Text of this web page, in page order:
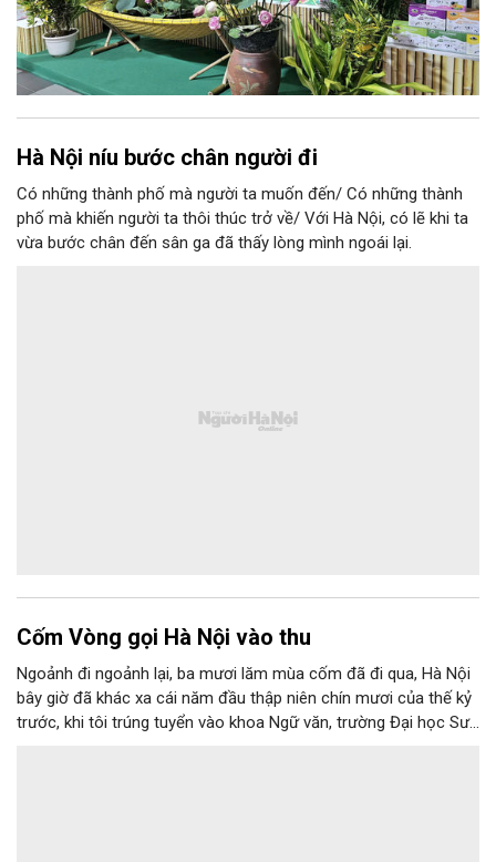
Hà Nội níu bước chân người đi
Có những thành phố mà người ta muốn đến/ Có những thành
phố mà khiến người ta thôi thúc trở về/ Với Hà Nội, có lẽ khi ta
vừa bước chân đến sân ga đã thấy lòng mình ngoái lại.
Cốm Vòng gọi Hà Nội vào thu
Ngoảnh đi ngoảnh lại, ba mươi lăm mùa cốm đã đi qua, Hà Nội
bây giờ đã khác xa cái năm đầu thập niên chín mươi của thế kỷ
trước, khi tôi trúng tuyển vào khoa Ngữ văn, trường Đại học Sư